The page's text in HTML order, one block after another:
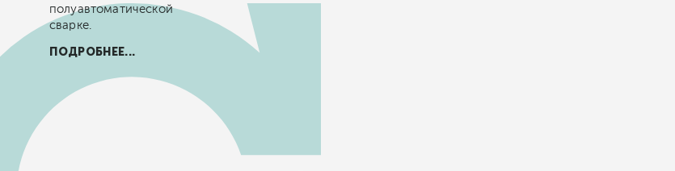
полуавтоматической
сварке.
ПОДРОБНЕЕ...